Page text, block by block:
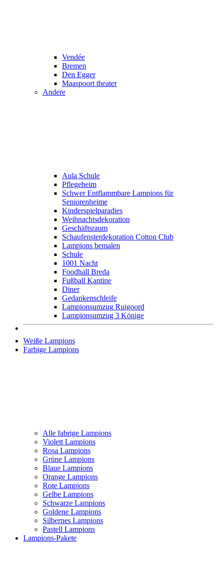
Vendée
Bremen
Den Egger
Maaspoort theater
Andere
Aula Schule
Pflegeheim
Schwer Entflammbare Lampions für
Seniorenheime
Kinderspielparadies
Weihnachtsdekoration
Geschäftsraum
Schaufensterdekoration Cotton Club
Lampions bemalen
Schule
1001 Nacht
Foodhall Breda
Fußball Kantine
Diner
Gedankenschleife
Lampionsumzug Ruigoord
Lampionsumzug 3 Könige
Weiße Lampions
Farbige Lampions
Alle fabrige Lampions
Violett Lampions
Rosa Lampions
Grüne Lampions
Blaue Lampions
Orange Lampions
Rote Lampions
Gelbe Lampions
Schwarze Lampions
Goldene Lampions
Silbernes Lampions
Pastell Lampions
Lampions-Pakete